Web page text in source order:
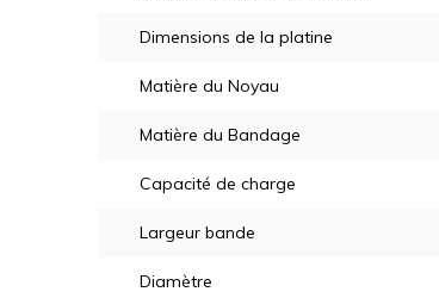
Dimensions de la platine
Matière du Noyau
Matière du Bandage
Capacité de charge
Largeur bande
Diamètre